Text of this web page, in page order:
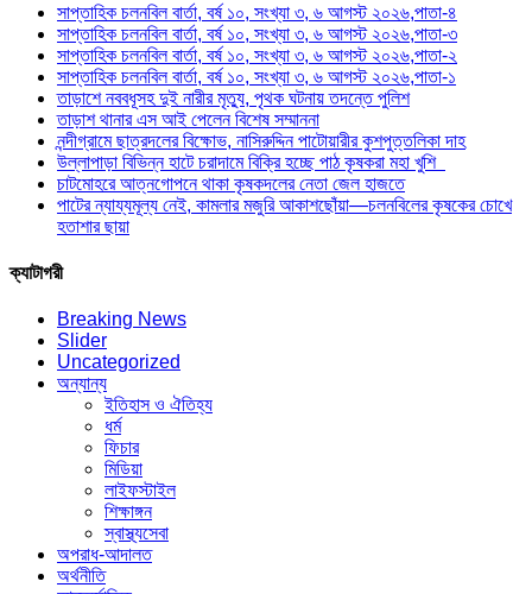
সাপ্তাহিক চলনবিল বার্তা, বর্ষ ১০, সংখ্যা ৩, ৬ আগস্ট ২০২৬,পাতা-৪
সাপ্তাহিক চলনবিল বার্তা, বর্ষ ১০, সংখ্যা ৩, ৬ আগস্ট ২০২৬,পাতা-৩
সাপ্তাহিক চলনবিল বার্তা, বর্ষ ১০, সংখ্যা ৩, ৬ আগস্ট ২০২৬,পাতা-২
সাপ্তাহিক চলনবিল বার্তা, বর্ষ ১০, সংখ্যা ৩, ৬ আগস্ট ২০২৬,পাতা-১
তাড়াশে নববধূসহ দুই নারীর মৃত্যু, পৃথক ঘটনায় তদন্তে পুলিশ
তাড়াশ থানার এস আই পেলেন বিশেষ সম্মাননা
নন্দীগ্রামে ছাত্রদলের বিক্ষোভ, নাসিরুদ্দিন পাটোয়ারীর কুশপুত্তলিকা দাহ
উল্লাপাড়া বিভিন্ন হাটে চরাদামে বিক্রি হচ্ছে পাঠ কৃষকরা মহা খুশি
চাটমোহরে আত্নগোপনে থাকা কৃষকদলের নেতা জেল হাজতে
পাটের ন্যায্যমূল্য নেই, কামলার মজুরি আকাশছোঁয়া—চলনবিলের কৃষকের চোখে
হতাশার ছায়া
ক্যাটাগরী
Breaking News
Slider
Uncategorized
অন্যান্য
ইতিহাস ও ঐতিহ্য
ধর্ম
ফিচার
মিডিয়া
লাইফস্টাইল
শিক্ষাঙ্গন
স্বাস্থ্যসেবা
অপরাধ-আদালত
অর্থনীতি